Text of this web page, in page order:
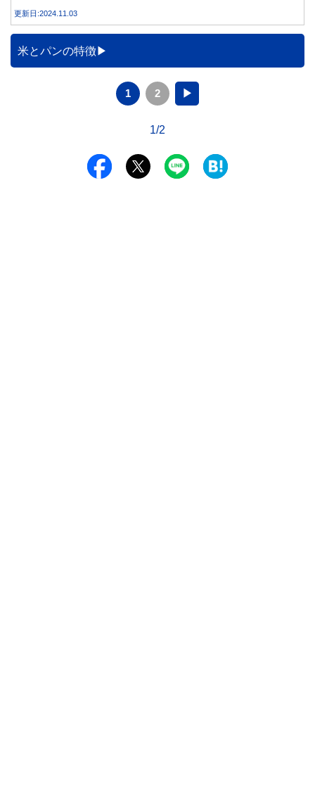
更新日:2024.11.03
米とパンの特徴
1 2 ▶
1/2